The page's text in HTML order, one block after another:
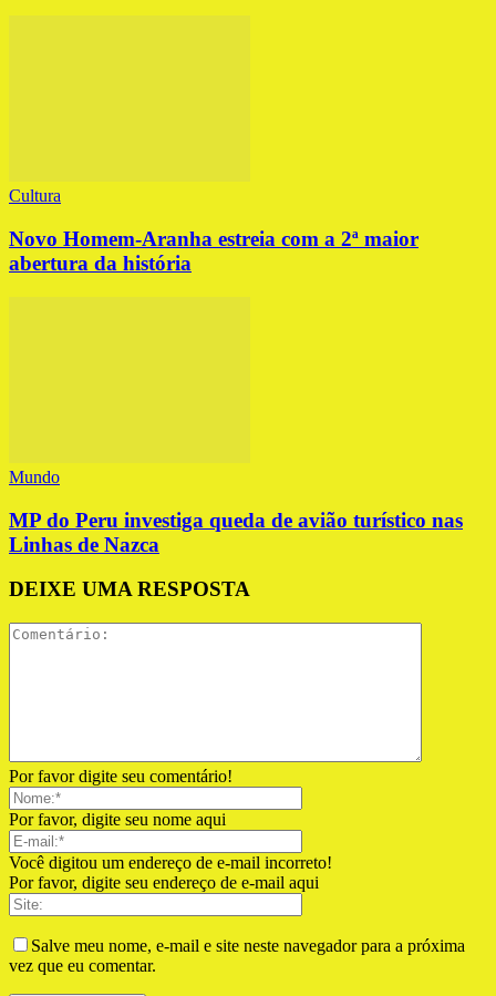
Cultura
Novo Homem-Aranha estreia com a 2ª maior
abertura da história
Mundo
MP do Peru investiga queda de avião turístico nas
Linhas de Nazca
DEIXE UMA RESPOSTA
Por favor digite seu comentário!
Por favor, digite seu nome aqui
Você digitou um endereço de e-mail incorreto!
Por favor, digite seu endereço de e-mail aqui
Salve meu nome, e-mail e site neste navegador para a próxima
vez que eu comentar.